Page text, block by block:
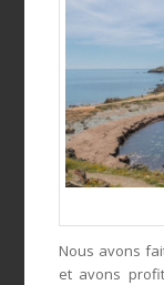
Nous avons
et avons